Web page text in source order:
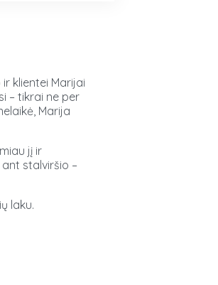
klientei Marijai
– tikrai ne per
Marija
jį ir
stalviršio –
laku.